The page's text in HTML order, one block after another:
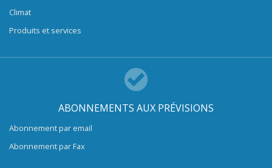
Climat
Produits et services
ABONNEMENTS AUX PRÉVISIONS
Abonnement par email
Abonnement par Fax